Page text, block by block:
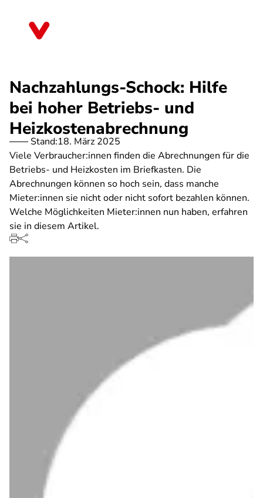
Nachzahlungs-Schock: Hilfe
bei hoher Betriebs- und
Heizkostenabrechnung
Stand:18. März 2025
Viele Verbraucher:innen finden die Abrechnungen für die
Betriebs- und Heizkosten im Briefkasten. Die
Abrechnungen können so hoch sein, dass manche
Mieter:innen sie nicht oder nicht sofort bezahlen können.
Welche Möglichkeiten Mieter:innen nun haben, erfahren
sie in diesem Artikel.